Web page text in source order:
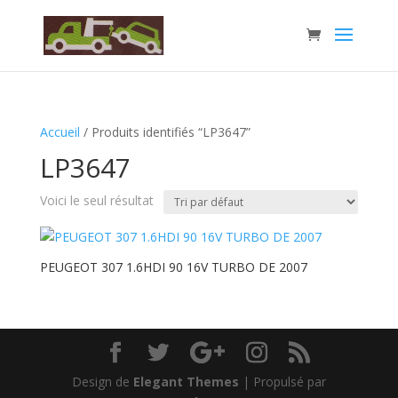
Accueil / Produits identifiés “LP3647”
LP3647
Voici le seul résultat
PEUGEOT 307 1.6HDI 90 16V TURBO DE 2007
Design de Elegant Themes | Propulsé par